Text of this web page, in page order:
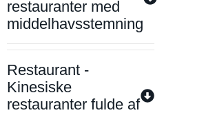
restauranter med
middelhavsstemning
Restaurant -
Kinesiske
restauranter fulde af